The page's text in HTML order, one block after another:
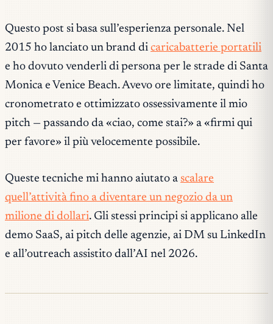
Questo post si basa sull’esperienza personale. Nel
2015 ho lanciato un brand di caricabatterie portatili
e ho dovuto venderli di persona per le strade di Santa
Monica e Venice Beach. Avevo ore limitate, quindi ho
cronometrato e ottimizzato ossessivamente il mio
pitch — passando da «ciao, come stai?» a «firmi qui
per favore» il più velocemente possibile.
Queste tecniche mi hanno aiutato a scalare
quell’attività fino a diventare un negozio da un
milione di dollari. Gli stessi principi si applicano alle
demo SaaS, ai pitch delle agenzie, ai DM su LinkedIn
e all’outreach assistito dall’AI nel 2026.